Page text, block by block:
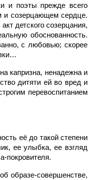
и поэты прежде всего
и созерцающем сердце.
детского созерцания,
обоснованность.
с любовью; скорее
капризна, ненадежна и
дитяти ей во вред и
перевоспитанием
её до такой степени
ее улыбка, ее взгляд
покровителя.
образе-совершенстве,